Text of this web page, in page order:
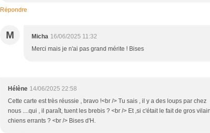
Répondre
M Micha 16/06/2025 11:32
Merci mais je n'ai pas grand mérite ! Bises
Hélène 14/06/2025 22:58
Cette carte est très réussie , bravo !<br /> Tu sais , il y a des loups par chez
nous ....qui , il paraît, tuent les brebis ? <br /> Et ,si c'était le fait de gros
chiens errants ? <br /> Bises d'H.